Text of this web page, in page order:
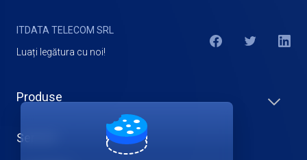
ITDATA TELECOM SRL
Luați legătura cu noi!
Produse
Servicii